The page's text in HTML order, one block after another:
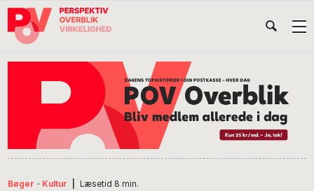
Gå
direkte
Skip
indhold
Gå
direkte
Bøger · Kultur Læsetid 8 min.